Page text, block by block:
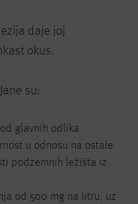
daje joj
okus.
su:
glavnih odlika
u odnosu na ostale
podzemnih ležišta iz
od 500 mg na litru, uz